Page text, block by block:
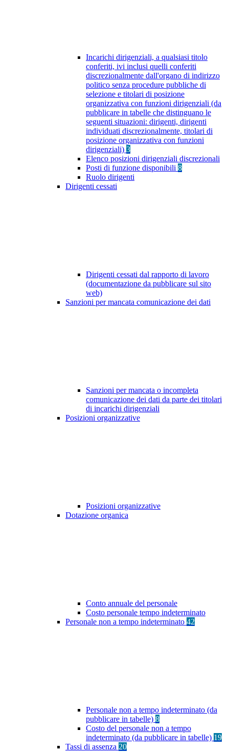
Incarichi dirigenziali, a qualsiasi titolo
conferiti, ivi inclusi quelli conferiti
discrezionalmente dall'organo di indirizzo
politico senza procedure pubbliche di
selezione e titolari di posizione
organizzativa con funzioni dirigenziali (da
pubblicare in tabelle che distinguano le
seguenti situazioni: dirigenti, dirigenti
individuati discrezionalmente, titolari di
posizione organizzativa con funzioni
dirigenziali) 3
Elenco posizioni dirigenziali discrezionali
Posti di funzione disponibili 8
Ruolo dirigenti
Dirigenti cessati
Dirigenti cessati dal rapporto di lavoro
(documentazione da pubblicare sul sito
web)
Sanzioni per mancata comunicazione dei dati
Sanzioni per mancata o incompleta
comunicazione dei dati da parte dei titolari
di incarichi dirigenziali
Posizioni organizzative
Posizioni organizzative
Dotazione organica
Conto annuale del personale
Costo personale tempo indeterminato
Personale non a tempo indeterminato 42
Personale non a tempo indeterminato (da
pubblicare in tabelle) 8
Costo del personale non a tempo
indeterminato (da pubblicare in tabelle) 19
Tassi di assenza 20